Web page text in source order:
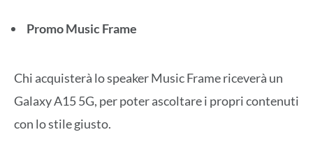
Promo Music Frame
Chi acquisterà lo speaker Music Frame riceverà un
Galaxy A15 5G, per poter ascoltare i propri contenuti
con lo stile giusto.